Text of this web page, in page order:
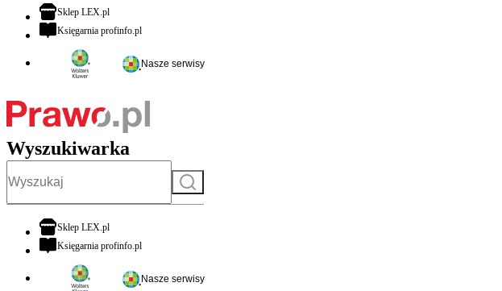
Sklep LEX.plotwiera się w nowej karcie
Księgarnia profinfo.plotwiera się w nowej karcie
Nasze serwisy
Wyszukiwarka
Szukaj
Sklep LEX.plotwiera się w nowej karcie
Księgarnia profinfo.plotwiera się w nowej karcie
Nasze serwisy